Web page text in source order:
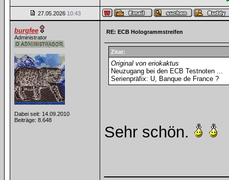
27.05.2026 10:43
burgfee
Administrator
Dabei seit: 14.09.2010
Beiträge: 8.648
RE: ECB Hologrammstreifen
Zitat:
Original von eriokaktus
Neuzugang bei den ECB Testnoten ...
Serienpräfix: U, Banque de France ?
Sehr schön.